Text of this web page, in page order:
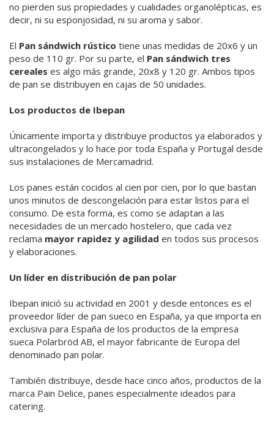
no pierden sus propiedades y cualidades organolépticas, es
decir, ni su esponjosidad, ni su aroma y sabor.
El Pan sándwich rústico tiene unas medidas de 20x6 y un
peso de 110 gr. Por su parte, el Pan sándwich tres
cereales es algo más grande, 20x8 y 120 gr. Ambos tipos
de pan se distribuyen en cajas de 50 unidades.
Los productos de Ibepan
Únicamente importa y distribuye productos ya elaborados y
ultracongelados y lo hace por toda España y Portugal desde
sus instalaciones de Mercamadrid.
Los panes están cocidos al cien por cien, por lo que bastan
unos minutos de descongelación para estar listos para el
consumo. De esta forma, es como se adaptan a las
necesidades de un mercado hostelero, que cada vez
reclama mayor rapidez y agilidad en todos sus procesos
y elaboraciones.
Un líder en distribución de pan polar
Ibepan inició su actividad en 2001 y desde entonces es el
proveedor líder de pan sueco en España, ya que importa en
exclusiva para España de los productos de la empresa
sueca Polarbröd AB, el mayor fabricante de Europa del
denominado pan polar.
También distribuye, desde hace cinco años, productos de la
marca Pain Delice, panes especialmente ideados para
catering.